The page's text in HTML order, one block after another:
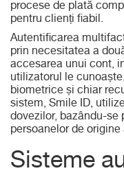
procese de plată
pentru clienți fiabil.
Autentificarea
prin necesitatea a
accesarea unui cont,
utilizatorul le
biometrice și chiar
sistem, Smile ID,
dovezilor, bazându-se
persoanelor de origine
Sisteme